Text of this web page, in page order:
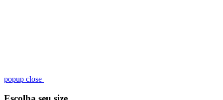
popup close